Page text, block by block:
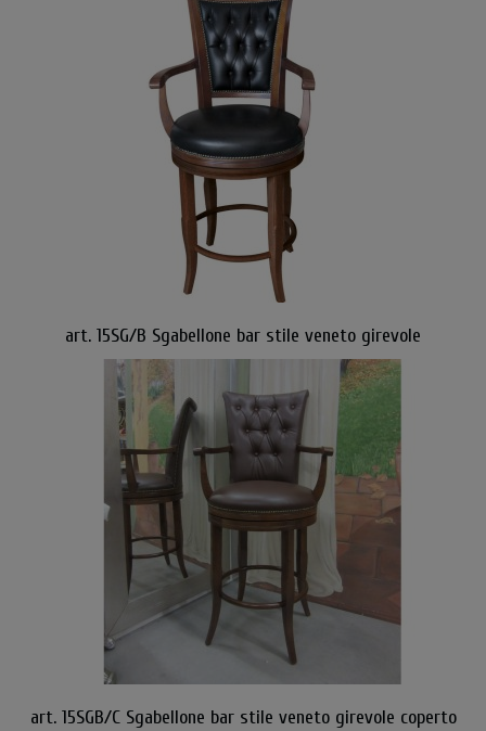
art. 15SG/B Sgabellone bar stile veneto girevole
art. 15SGB/C Sgabellone bar stile veneto girevole coperto